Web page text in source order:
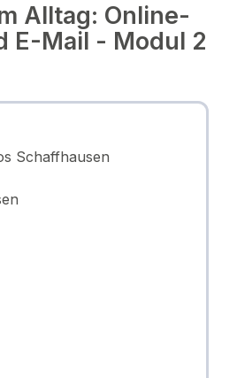
Alltag: Online-
E-Mail - Modul 2
Schaffhausen